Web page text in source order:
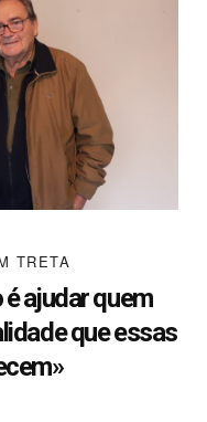
TRETA
ajudar quem
que essas